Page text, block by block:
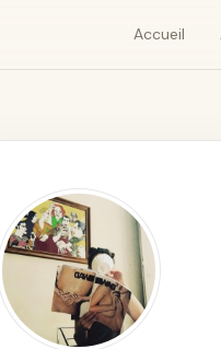
Accueil